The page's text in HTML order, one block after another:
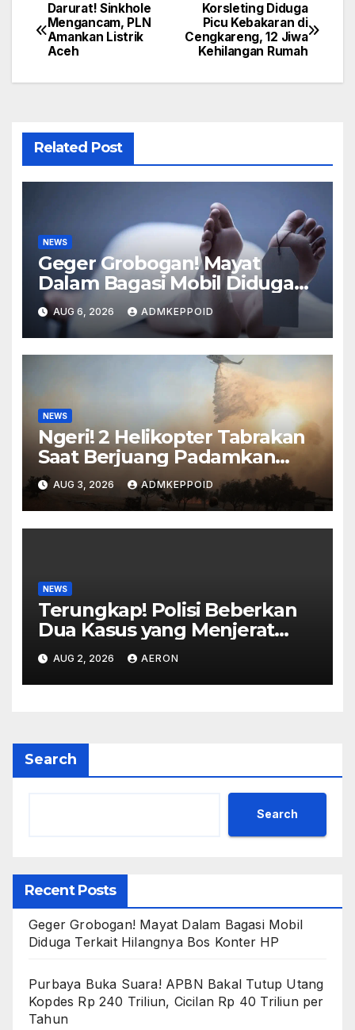
Post
navigation
Korsleting Diduga
Picu Kebakaran di
Cengkareng, 12 Jiwa
Kehilangan Rumah
Darurat! Sinkhole
Mengancam, PLN
Amankan Listrik
Aceh
Related Post
NEWS
Geger Grobogan! Mayat
Dalam Bagasi Mobil Diduga
Terkait Hilangnya Bos Konter
HP
AUG 6, 2026 ADMKEPPOID
NEWS
Ngeri! 2 Helikopter Tabrakan
Saat Berjuang Padamkan
Kebakaran Hebat di Yunani
AUG 3, 2026 ADMKEPPOID
NEWS
Terungkap! Polisi Beberkan
Dua Kasus yang Menjerat
Presenter Vicky Prasetyo
AUG 2, 2026 AERON
Search
Search
Recent Posts
Geger Grobogan! Mayat Dalam Bagasi Mobil
Diduga Terkait Hilangnya Bos Konter HP
Purbaya Buka Suara! APBN Bakal Tutup Utang
Kopdes Rp 240 Triliun, Cicilan Rp 40 Triliun per
Tahun